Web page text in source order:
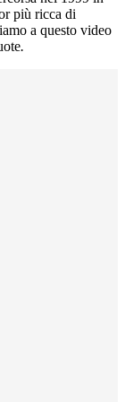
più ricca di
a questo video
.